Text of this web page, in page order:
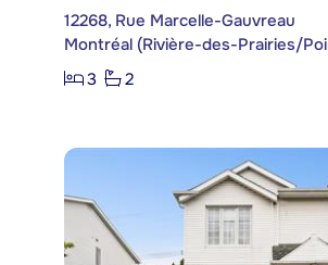
12268, Rue Marcelle-Gauvreau
3
2